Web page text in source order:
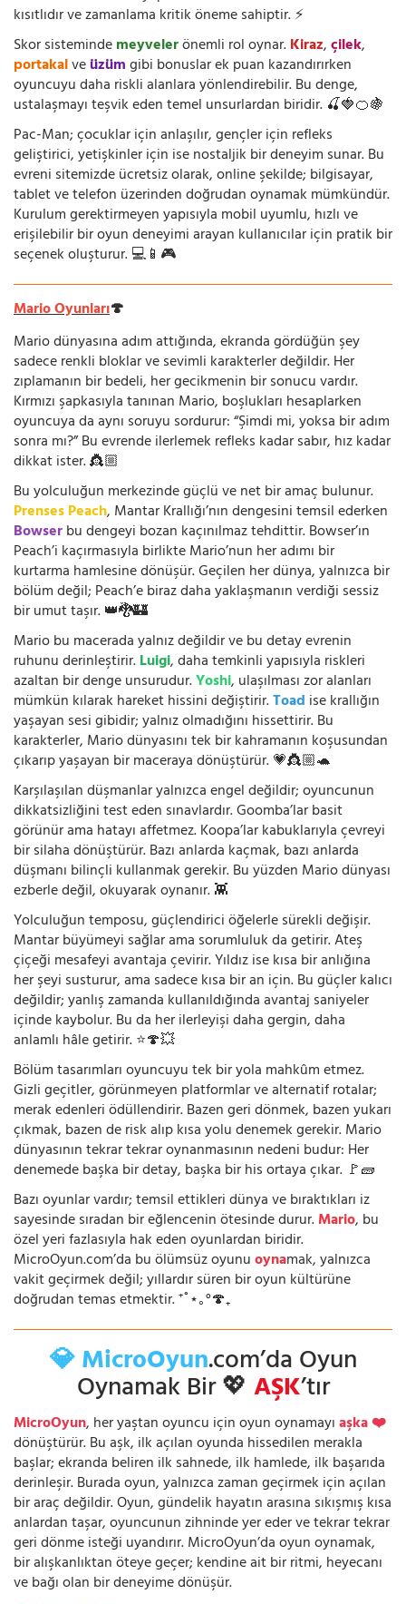
kısıtlıdır ve zamanlama kritik öneme sahiptir. ⚡
Skor sistemindemeyvelerönemli rol oynar.Kiraz,çilek,
portakalveüzümgibi bonuslar ek puan kazandırırken
oyuncuyu daha riskli alanlara yönlendirebilir. Bu denge,
ustalaşmayı teşvik eden temel unsurlardan biridir. 🍒🍓🍊🍇
Pac-Man; çocuklar için anlaşılır, gençler için refleks
geliştirici, yetişkinler için ise nostaljik bir deneyim sunar. Bu
evreni sitemizde ücretsiz olarak, online şekilde; bilgisayar,
tablet ve telefon üzerinden doğrudan oynamak mümkündür.
Kurulum gerektirmeyen yapısıyla mobil uyumlu, hızlı ve
erişilebilir bir oyun deneyimi arayan kullanıcılar için pratik bir
seçenek oluşturur. 💻📱🎮
Mario Oyunları🍄
Mario dünyasına adım attığında, ekranda gördüğün şey
sadece renkli bloklar ve sevimli karakterler değildir. Her
zıplamanın bir bedeli, her gecikmenin bir sonucu vardır.
Kırmızı şapkasıyla tanınan Mario, boşlukları hesaplarken
oyuncuya da aynı soruyu sordurur: “Şimdi mi, yoksa bir adım
sonra mı?” Bu evrende ilerlemek refleks kadar sabır, hız kadar
dikkat ister. 👸🏼
Bu yolculuğun merkezinde güçlü ve net bir amaç bulunur.
Prenses Peach, Mantar Krallığı’nın dengesini temsil ederken
Bowserbu dengeyi bozan kaçınılmaz tehdittir. Bowser’ın
Peach’i kaçırmasıyla birlikte Mario’nun her adımı bir
kurtarma hamlesine dönüşür. Geçilen her dünya, yalnızca bir
bölüm değil; Peach’e biraz daha yaklaşmanın verdiği sessiz
bir umut taşır. 👑🐉🏰
Mario bu macerada yalnız değildir ve bu detay evrenin
ruhunu derinleştirir.Luigi, daha temkinli yapısıyla riskleri
azaltan bir denge unsurudur.Yoshi, ulaşılması zor alanları
mümkün kılarak hareket hissini değiştirir.Toad ise krallığın
yaşayan sesi gibidir; yalnız olmadığını hissettirir. Bu
karakterler, Mario dünyasını tek bir kahramanın koşusundan
çıkarıp yaşayan bir maceraya dönüştürür. 💗👸🏼🐢
Karşılaşılan düşmanlar yalnızca engel değildir; oyuncunun
dikkatsizliğini test eden sınavlardır. Goomba’lar basit
görünür ama hatayı affetmez. Koopa’lar kabuklarıyla çevreyi
bir silaha dönüştürür. Bazı anlarda kaçmak, bazı anlarda
düşmanı bilinçli kullanmak gerekir. Bu yüzden Mario dünyası
ezberle değil, okuyarak oynanır. 👾
Yolculuğun temposu, güçlendirici öğelerle sürekli değişir.
Mantar büyümeyi sağlar ama sorumluluk da getirir. Ateş
çiçeği mesafeyi avantaja çevirir. Yıldız ise kısa bir anlığına
her şeyi susturur, ama sadece kısa bir an için. Bu güçler kalıcı
değildir; yanlış zamanda kullanıldığında avantaj saniyeler
içinde kaybolur. Bu da her ilerleyişi daha gergin, daha
anlamlı hâle getirir. ⭐🍄💥
Bölüm tasarımları oyuncuyu tek bir yola mahkûm etmez.
Gizli geçitler, görünmeyen platformlar ve alternatif rotalar;
merak edenleri ödüllendirir. Bazen geri dönmek, bazen yukarı
çıkmak, bazen de risk alıp kısa yolu denemek gerekir. Mario
dünyasının tekrar tekrar oynanmasının nedeni budur: Her
denemede başka bir detay, başka bir his ortaya çıkar. 🚩🧱
Bazı oyunlar vardır; temsil ettikleri dünya ve bıraktıkları iz
sayesinde sıradan bir eğlencenin ötesinde durur.Mario, bu
özel yeri fazlasıyla hak eden oyunlardan biridir.
MicroOyun.com’da bu ölümsüz oyunuoynamak, yalnızca
vakit geçirmek değil; yıllardır süren bir oyun kültürüne
doğrudan temas etmektir. ⁺˚⋆｡°🍄₊
💎 MicroOyun.com’da Oyun
Oynamak Bir 💖AŞK’tır
MicroOyun, her yaştan oyuncu için oyun oynamayıaşka ❤️
dönüştürür. Bu aşk, ilk açılan oyunda hissedilen merakla
başlar; ekranda beliren ilk sahnede, ilk hamlede, ilk başarıda
derinleşir. Burada oyun, yalnızca zaman geçirmek için açılan
bir araç değildir. Oyun, gündelik hayatın arasına sıkışmış kısa
anlardan taşar, oyuncunun zihninde yer eder ve tekrar tekrar
geri dönme isteği uyandırır. MicroOyun’da oyun oynamak,
bir alışkanlıktan öteye geçer; kendine ait bir ritmi, heyecanı
ve bağı olan bir deneyime dönüşür.